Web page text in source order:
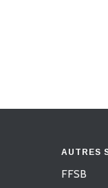
AUTRES
FFSB